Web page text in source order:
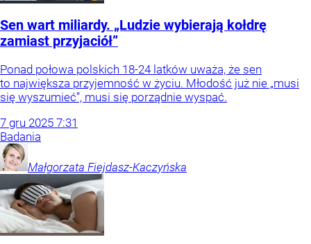
Sen wart miliardy. „Ludzie wybierają kołdrę
zamiast przyjaciół”
Ponad połowa polskich 18-24 latków uważa, że sen
to największa przyjemność w życiu. Młodość już nie „musi
się wyszumieć”, musi się porządnie wyspać.
7 gru 2025 7:31
Badania
Małgorzata Fiejdasz-Kaczyńska